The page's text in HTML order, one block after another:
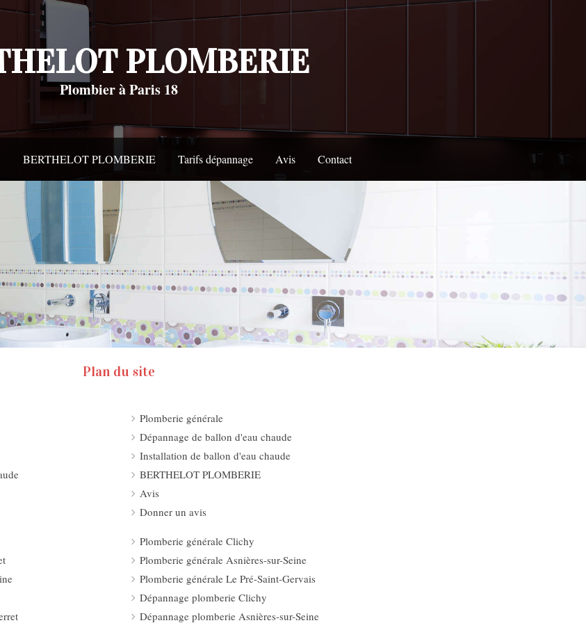
BERTHELOT PLOMBERIE Tarifs dépannage Avis Contact
PLOMBERIE
Plombier à Paris 18
Plan du site
Plomberie générale
Dépannage de ballon d'eau chaude
Installation de ballon d'eau chaude
BERTHELOT PLOMBERIE
Avis
Donner un avis
Plomberie générale Clichy
Plomberie générale Asnières-sur-Seine
Plomberie générale Le Pré-Saint-Gervais
Dépannage plomberie Clichy
Dépannage plomberie Asnières-sur-Seine